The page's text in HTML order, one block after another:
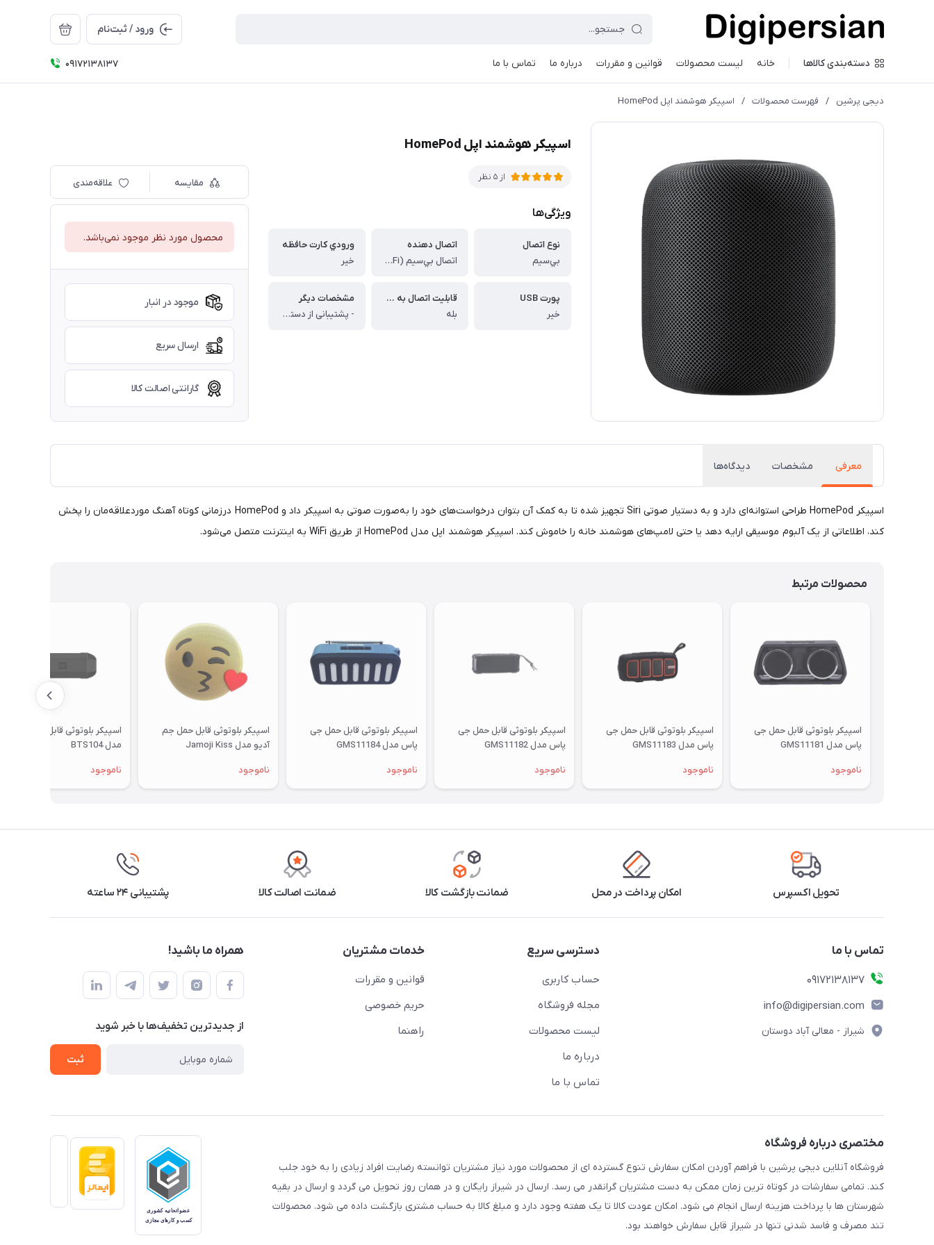
ورود / ثبت‌نام
دسته‌بندی کالاها خانه لیست محصولات قوانین و مقررات درباره ما تماس با ما 09172138137
دیجی پرشین / فهرست محصولات / اسپیکر هوشمند اپل HomePod
اسپیکر هوشمند اپل HomePod
از 5 نظر
ویژگی‌ها
نوع اتصال
بي‌سيم
اتصال دهنده
اتصال بي‌سيم (Wi-Fi)، AirPlay
ورودي کارت حافظه
خیر
پورت USB
خیر
قابليت اتصال به دو دستگاه به صورت همزمان
بله
مشخصات ديگر
- پشتیبانی از دستورات صوتی ، - قابلیت تطبیق با محیط اطراف ، - اتصال به HomePod دیگر از طریق AirPlay ، - قابلیت مدیریت سایر گجت‌ها به کمک دستیار صوتی Siri
مقایسه علاقه‌مندی
محصول مورد نظر موجود نمی‌باشد.
موجود در انبار
ارسال سریع
گارانتی اصالت کالا
معرفی مشخصات دیدگاه‌ها
اسپیکر HomePod طراحی استوانه‌ای دارد و به دستیار صوتی Siri تجهیز شده تا به کمک آن بتوان درخواست‌های خود را به‌صورت صوتی به اسپیکر داد و HomePod درزمانی‌ کوتاه آهنگ موردعلاقه‌مان را پخش
کند، اطلاعاتی از یک آلبوم موسیقی ارایه دهد یا حتی لامپ‌های هوشمند خانه را خاموش کند. اسپیکر هوشمند اپل مدل HomePod از طریق WiFi به اینترنت متصل می‌شود.
محصولات مرتبط
اسپیکر بلوتوثی قابل حمل جی
پاس مدل GMS11181
ناموجود
اسپیکر بلوتوثی قابل حمل جی
پاس مدل GMS11183
ناموجود
اسپیکر بلوتوثی قابل حمل جی
پاس مدل GMS11182
ناموجود
اسپیکر بلوتوثی قابل حمل جی
پاس مدل GMS11184
ناموجود
اسپیکر بلوتوثی قابل حمل جم
آدیو مدل Jamoji Kiss
ناموجود
اسپیکر بلوتوثی قابل حمل
مدل BTS104
ناموجود
تحویل اکسپرس امکان پرداخت در محل ضمانت بازگشت کالا ضمانت اصالت کالا پشتیبانی ۲۴ ساعته
تماس با ما
09172138137
info@digipersian.com
شیراز - معالی آباد دوستان
دسترسی سریع
حساب کاربری
مجله فروشگاه
لیست محصولات
درباره ما
تماس با ما
خدمات مشتریان
قوانین و مقررات
حریم خصوصی
راهنما
همراه ما باشید!
از جدید‌ترین تخفیف‌ها با‌ خبر شوید
ثبت
مختصری درباره فروشگاه
فروشگاه آنلاین دیجی پرشین با فراهم آوردن امکان سفارش تنوع گسترده ای از محصولات مورد نیاز مشتریان توانسته رضایت افراد زیادی را به خود جلب
کند. تمامی سفارشات در کوتاه ترین زمان ممکن به دست مشتریان گرانقدر می رسد. ارسال در شیراز رایگان و در همان روز تحویل می گردد و ارسال در بقیه
شهرستان ها با پرداخت هزینه ارسال انجام می شود. امکان عودت کالا تا یک هفته وجود دارد و مبلغ کالا به حساب مشتری بازگشت داده می شود. محصولات
تند مصرف و فاسد شدنی تنها در شیراز قابل سفارش خواهند بود.